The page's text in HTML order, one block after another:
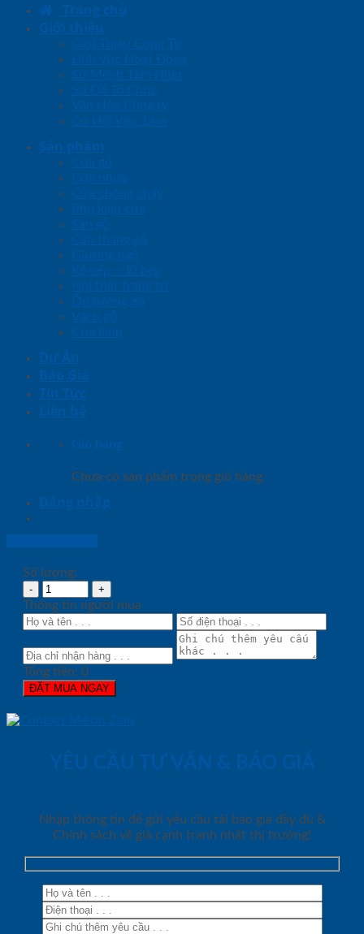
Trang chủ
Giới thiệu
Giới Thiệu Công Ty
Lĩnh Vực Hoạt Động
Sứ Mệnh Tầm Nhìn
Sơ Đồ Tổ Chức
Văn Hóa Công ty
Cơ Hội Việc Làm
Sản phẩm
Cửa gỗ
Cửa nhựa
Cửa chống cháy
Phụ kiện cửa
Sàn gỗ
Cầu thang gỗ
Giường ngủ
Kệ bếp – Tủ bếp
Nội thất trang trí
Ốp tường gỗ
Vách gỗ
Cửa kính
Dự Án
Báo Giá
Tin Tức
Liên hệ
Giỏ hàng
Chưa có sản phẩm trong giỏ hàng.
Đăng nhập
Số lượng:
Thông tin người mua
Tổng tiền: 0
ĐẶT MUA NGAY
YÊU CẦU TƯ VẤN & BÁO GIÁ
Nhập thông tin để gửi yêu cầu tải báo giá đầy đủ &
Chính sách về giá cạnh tranh nhất thị trường!